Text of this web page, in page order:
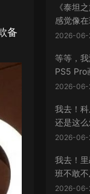
备
《泰坦
感觉像在
2026-06-
等等，
PS5 Pro
2026-06-
我去！
还是这么
2026-06-
我去！
班不敢不
2026-06-